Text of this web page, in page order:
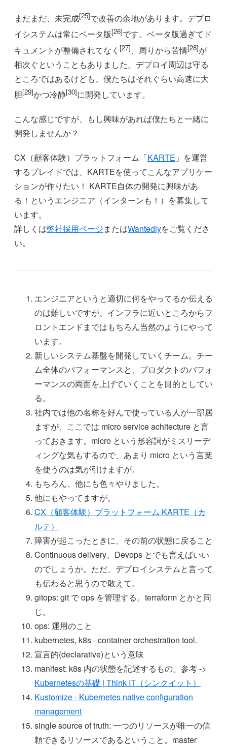
まだまだ、未完成[25]で改善の余地があります。デプロ
イシステムは常にベータ版[26]です。ベータ版過ぎてド
キュメントが整備されてなく [27]、周りから苦情[28]が
相次ぐということもありました。デプロイ周辺は守る
ところではあるけども、僕たちはそれぐらい高速に大
胆[29]かつ冷静[30]に開発しています。
こんな感じですが、もし興味があれば僕たちと一緒に
開発しませんか？
CX（顧客体験）プラットフォーム「KARTE 」を運営
するプレイドでは、KARTEを使ってこんなアプリケー
ションが作りたい！ KARTE自体の開発に興味があ
る！というエンジニア（インターンも！）を募集して
います。
詳しくは弊社採用ページまたはWantedlyをご覧くださ
い。
エンジニアというと適切に何をやってるか伝える
のは難しいですが、インフラに近いところからフ
ロントエンドまではもちろん当然のようにやって
います。
新しいシステム基盤を開発していくチーム。チー
ム全体のパフォーマンスと、プロダクトのパフォ
ーマンスの両面を上げていくことを目的としてい
る。
社内では他の名称を好んで使っている人が一部居
ますが、ここでは micro service achitecture と言
っておきます。micro という形容詞がミスリーデ
ィングな気もするので、あまり micro という言葉
を使うのは気が引けますが。
もちろん、他にも色々やりました。
他にもやってますが。
CX（顧客体験）プラットフォーム KARTE（カ
ルテ）
障害が起こったときに、その前の状態に戻ること
Continuous delivery、Devops とでも言えばいい
のでしょうか。ただ、デプロイシステムと言って
も伝わると思うので敢えて。
gitops: git で ops を管理する。terraform とかと同
じ。
ops: 運用のこと
kubernetes, k8s - container orchestration tool.
宣言的(declarative)という意味
manifest: k8s 内の状態を記述するもの。参考 ->
Kubernetesの基礎 | Think IT（シンクイット）
Kustomize - Kubernetes native configuration
management
single source of truth: 一つのリソースが唯一の信
頼できるリソースであるということ。master